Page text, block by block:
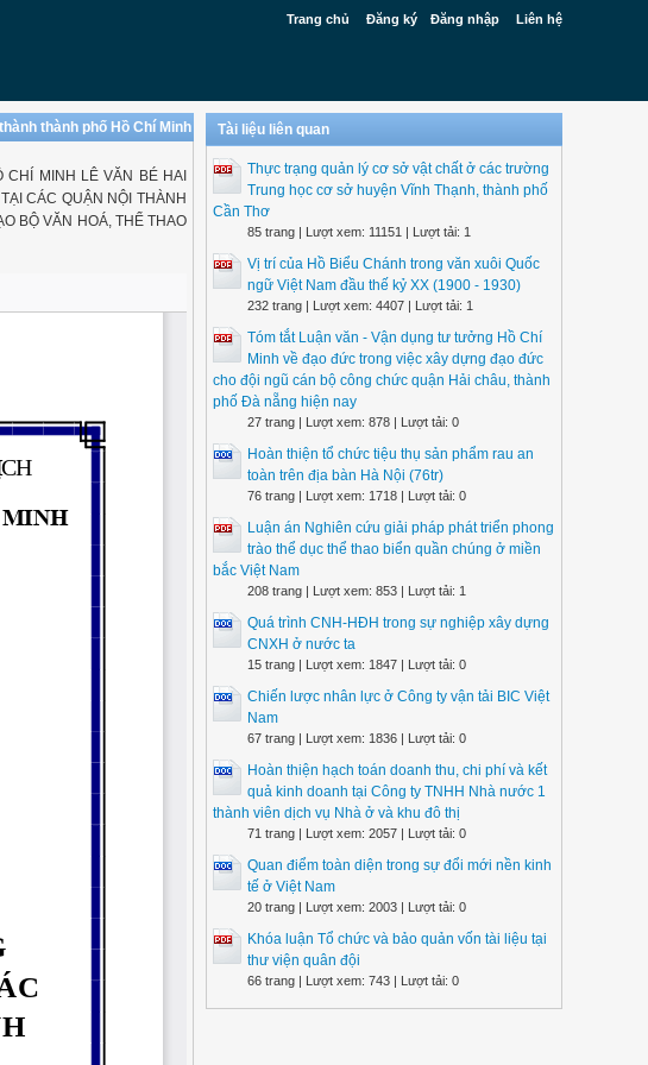
Trang chủ Đăng ký Đăng nhập Liên hệ
thành phố Hồ Chí Minh
MINH LÊ VĂN BÉ HAI
CÁC QUẬN NỘI THÀNH
BỘ VĂN HOÁ, THỂ THAO
Tài liệu liên quan
Thực trạng quản lý cơ sở vật chất ở các trường
Trung học cơ sở huyện Vĩnh Thạnh, thành phố
Cần Thơ
85 trang | Lượt xem: 11151 | Lượt tải: 1
Vị trí của Hồ Biểu Chánh trong văn xuôi Quốc
ngữ Việt Nam đầu thế kỷ XX (1900 - 1930)
232 trang | Lượt xem: 4407 | Lượt tải: 1
Tóm tắt Luận văn - Vận dụng tư tưởng Hồ Chí
Minh về đạo đức trong việc xây dựng đạo đức
cho đội ngũ cán bộ công chức quận Hải châu, thành
phố Đà nẵng hiện nay
27 trang | Lượt xem: 878 | Lượt tải: 0
Hoàn thiện tổ chức tiệu thụ sản phẩm rau an
toàn trên địa bàn Hà Nội (76tr)
76 trang | Lượt xem: 1718 | Lượt tải: 0
Luận án Nghiên cứu giải pháp phát triển phong
trào thể dục thể thao biển quần chúng ở miền
bắc Việt Nam
208 trang | Lượt xem: 853 | Lượt tải: 1
Quá trình CNH-HĐH trong sự nghiệp xây dựng
CNXH ở nước ta
15 trang | Lượt xem: 1847 | Lượt tải: 0
Chiến lược nhân lực ở Công ty vận tải BIC Việt
Nam
67 trang | Lượt xem: 1836 | Lượt tải: 0
Hoàn thiện hạch toán doanh thu, chi phí và kết
quả kinh doanh tại Công ty TNHH Nhà nước 1
thành viên dịch vụ Nhà ở và khu đô thị
71 trang | Lượt xem: 2057 | Lượt tải: 0
Quan điểm toàn diện trong sự đổi mới nền kinh
tế ở Việt Nam
20 trang | Lượt xem: 2003 | Lượt tải: 0
Khóa luận Tổ chức và bảo quản vốn tài liệu tại
thư viện quân đội
66 trang | Lượt xem: 743 | Lượt tải: 0